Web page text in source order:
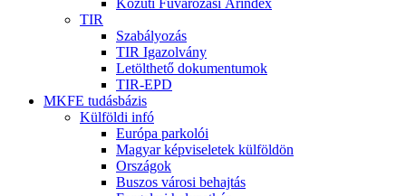
Közúti Fuvarozási Árindex
TIR
Szabályozás
TIR Igazolvány
Letölthető dokumentumok
TIR-EPD
MKFE tudásbázis
Külföldi infó
Európa parkolói
Magyar képviseletek külföldön
Országok
Buszos városi behajtás